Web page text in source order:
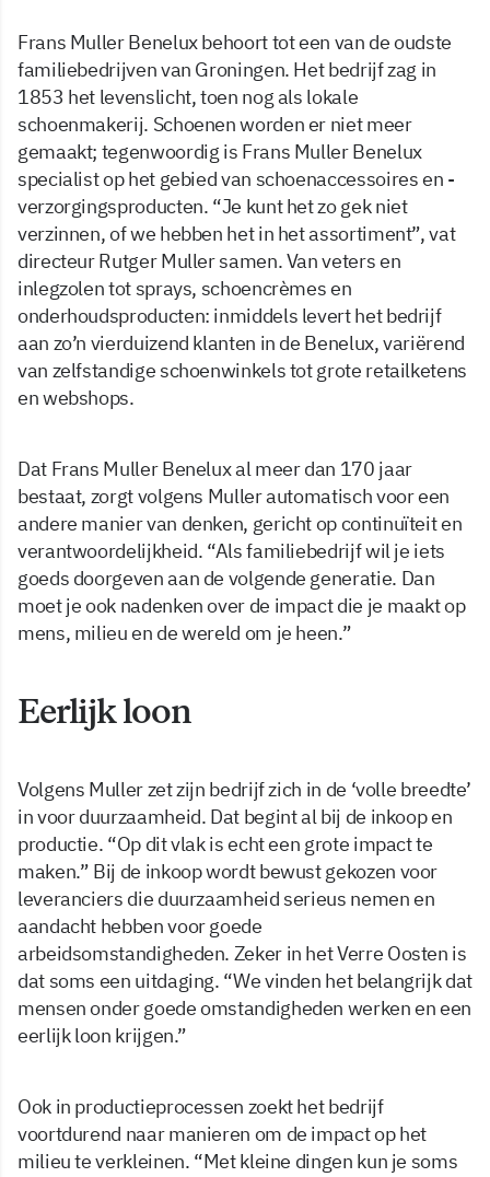
Frans Muller Benelux behoort tot een van de oudste
familiebedrijven van Groningen. Het bedrijf zag in
1853 het levenslicht, toen nog als lokale
schoenmakerij. Schoenen worden er niet meer
gemaakt; tegenwoordig is Frans Muller Benelux
specialist op het gebied van schoenaccessoires en -
verzorgingsproducten. “Je kunt het zo gek niet
verzinnen, of we hebben het in het assortiment”, vat
directeur Rutger Muller samen. Van veters en
inlegzolen tot sprays, schoencrèmes en
onderhoudsproducten: inmiddels levert het bedrijf
aan zo’n vierduizend klanten in de Benelux, variërend
van zelfstandige schoenwinkels tot grote retailketens
en webshops.
Dat Frans Muller Benelux al meer dan 170 jaar
bestaat, zorgt volgens Muller automatisch voor een
andere manier van denken, gericht op continuïteit en
verantwoordelijkheid. “Als familiebedrijf wil je iets
goeds doorgeven aan de volgende generatie. Dan
moet je ook nadenken over de impact die je maakt op
mens, milieu en de wereld om je heen.”
Eerlijk loon
Volgens Muller zet zijn bedrijf zich in de ‘volle breedte’
in voor duurzaamheid. Dat begint al bij de inkoop en
productie. “Op dit vlak is echt een grote impact te
maken.” Bij de inkoop wordt bewust gekozen voor
leveranciers die duurzaamheid serieus nemen en
aandacht hebben voor goede
arbeidsomstandigheden. Zeker in het Verre Oosten is
dat soms een uitdaging. “We vinden het belangrijk dat
mensen onder goede omstandigheden werken en een
eerlijk loon krijgen.”
Ook in productieprocessen zoekt het bedrijf
voortdurend naar manieren om de impact op het
milieu te verkleinen. “Met kleine dingen kun je soms